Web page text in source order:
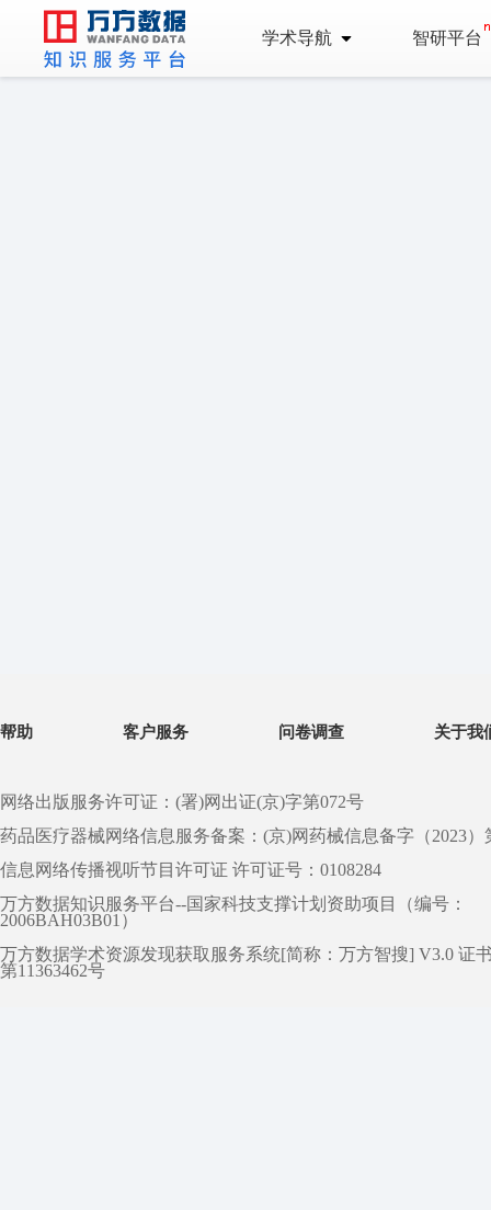
学术导航 智研平台
帮助 客户服务 问卷调查 关于我
网络出版服务许可证：(署)网出证(京)字第072号
药品医疗器械网络信息服务备案：(京)网药械信息备字（2023）
信息网络传播视听节目许可证 许可证号：0108284
万方数据知识服务平台--国家科技支撑计划资助项目（编号：
2006BAH03B01）
万方数据学术资源发现获取服务系统[简称：万方智搜] V3.0 证
第11363462号